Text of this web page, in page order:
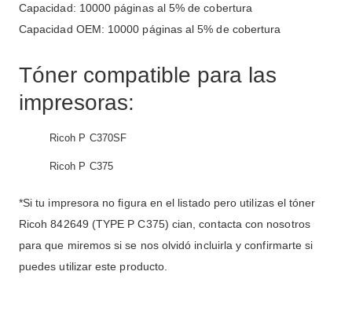
Capacidad: 10000 páginas al 5% de cobertura
Capacidad OEM: 10000 páginas al 5% de cobertura
Tóner compatible para las
impresoras:
Ricoh P C370SF
Ricoh P C375
*Si tu impresora no figura en el listado pero utilizas el tóner
Ricoh 842649 (TYPE P C375) cian, contacta con nosotros
para que miremos si se nos olvidó incluirla y confirmarte si
puedes utilizar este producto.